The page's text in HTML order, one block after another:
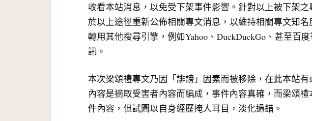
收看本站消息，以免受下架事件影響。針對以上被下架
於以上途徑重新公佈相關專文消息，以維持相關專文知
轉用其他搜尋引擎，例如Yahoo、DuckDuckGo、甚至百
訊。
本次梁頌禮專文乃因「誹謗」因素而被移除，在此本站
內容是摘取受害者內容而編成，事件內容真確，而梁頌
件內容，但試圖以自身經歷掩人耳目，淡化過錯。